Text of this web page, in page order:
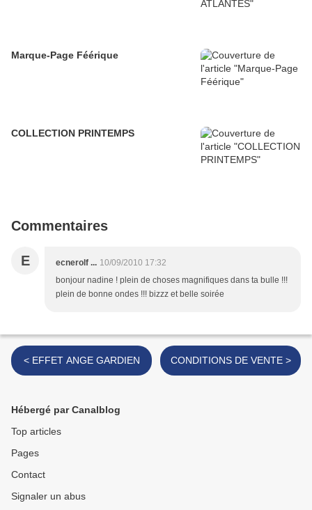
Marque-Page Féérique
COLLECTION PRINTEMPS
Commentaires
E ecnerolf ... 10/09/2010 17:32
bonjour nadine ! plein de choses magnifiques dans ta bulle !!!
plein de bonne ondes !!! bizzz et belle soirée
< EFFET ANGE GARDIEN CONDITIONS DE VENTE >
Hébergé par Canalblog
Top articles
Pages
Contact
Signaler un abus